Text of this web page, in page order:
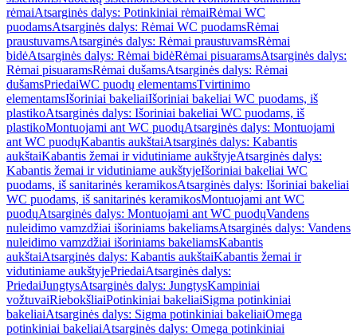
rėmaiAtsarginės dalys: Potinkiniai rėmaiRėmai WC
puodamsAtsarginės dalys: Rėmai WC puodamsRėmai
praustuvamsAtsarginės dalys: Rėmai praustuvamsRėmai
bidėAtsarginės dalys: Rėmai bidėRėmai pisuaramsAtsarginės dalys:
Rėmai pisuaramsRėmai dušamsAtsarginės dalys: Rėmai
dušamsPriedaiWC puodų elementamsTvirtinimo
elementamsIšoriniai bakeliaiIšoriniai bakeliai WC puodams, iš
plastikoAtsarginės dalys: Išoriniai bakeliai WC puodams, iš
plastikoMontuojami ant WC puodųAtsarginės dalys: Montuojami
ant WC puodųKabantis aukštaiAtsarginės dalys: Kabantis
aukštaiKabantis žemai ir vidutiniame aukštyjeAtsarginės dalys:
Kabantis žemai ir vidutiniame aukštyjeIšoriniai bakeliai WC
puodams, iš sanitarinės keramikosAtsarginės dalys: Išoriniai bakeliai
WC puodams, iš sanitarinės keramikosMontuojami ant WC
puodųAtsarginės dalys: Montuojami ant WC puodųVandens
nuleidimo vamzdžiai išoriniams bakeliamsAtsarginės dalys: Vandens
nuleidimo vamzdžiai išoriniams bakeliamsKabantis
aukštaiAtsarginės dalys: Kabantis aukštaiKabantis žemai ir
vidutiniame aukštyjePriedaiAtsarginės dalys:
PriedaiJungtysAtsarginės dalys: JungtysKampiniai
vožtuvaiRiebokšliaiPotinkiniai bakeliaiSigma potinkiniai
bakeliaiAtsarginės dalys: Sigma potinkiniai bakeliaiOmega
potinkiniai bakeliaiAtsarginės dalys: Omega potinkiniai